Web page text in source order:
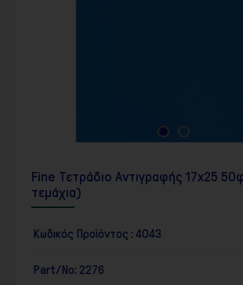
Fine Τετράδιο Αντιγραφής 17x25
τεμάχια)
Κωδικός Προϊόντος : 4043
Part/No: 2276